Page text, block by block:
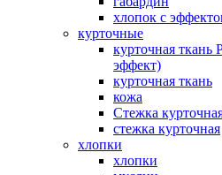
хлопок с
курточные
курточная
эффект)
курточная ткань
кожа
Стежка
стежка курточная
хлопки
хлопки